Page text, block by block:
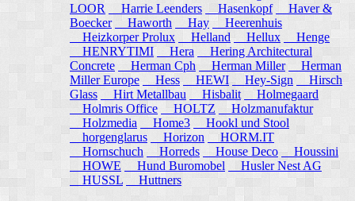
LOOR
Harrie Leenders Hasenkopf
Haver &
Boecker
Haworth Hay
Heerenhuis
Heizkorper Prolux
Helland Hellux
Henge
HENRYTIMI
Hera
Hering Architectural
Concrete
Herman Cph Herman Miller
Herman
Miller Europe
Hess HEWI Hey-Sign
Hirsch
Glass
Hirt Metallbau Hisbalit
Holmegaard
Holmris Office
HOLTZ
Holzmanufaktur
Holzmedia
Home3
Hookl und Stool
horgenglarus
Horizon
HORM.IT
Hornschuch
Horreds House Deco
Houssini
HOWE
Hund Buromobel
Husler Nest AG
HUSSL
Huttners